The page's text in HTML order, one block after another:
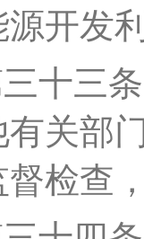
源开发
三十三条
有关部
督检查